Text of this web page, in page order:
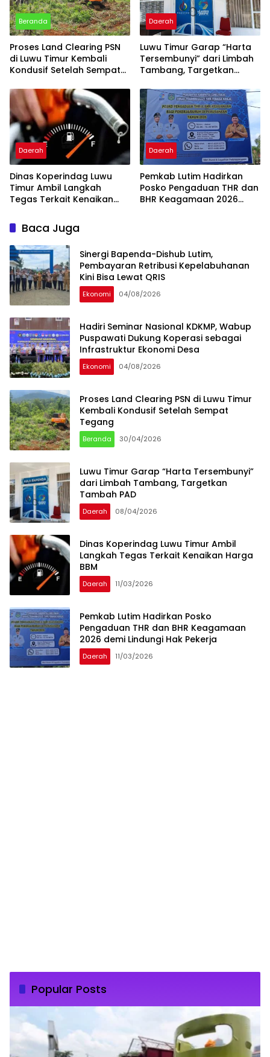
Beranda
Proses Land Clearing PSN
di Luwu Timur Kembali
Kondusif Setelah Sempat
Daerah
Luwu Timur Garap “Harta
Tersembunyi” dari Limbah
Tambang, Targetkan
Daerah
Dinas Koperindag Luwu
Timur Ambil Langkah
Tegas Terkait Kenaikan
Daerah
Pemkab Lutim Hadirkan
Posko Pengaduan THR dan
BHR Keagamaan 2026
Baca Juga
Sinergi Bapenda-Dishub Lutim,
Pembayaran Retribusi Kepelabuhanan
Kini Bisa Lewat QRIS
Ekonomi 04/08/2026
Hadiri Seminar Nasional KDKMP, Wabup
Puspawati Dukung Koperasi sebagai
Infrastruktur Ekonomi Desa
Ekonomi 04/08/2026
Proses Land Clearing PSN di Luwu Timur
Kembali Kondusif Setelah Sempat
Tegang
Beranda 30/04/2026
Luwu Timur Garap “Harta Tersembunyi”
dari Limbah Tambang, Targetkan
Tambah PAD
Daerah 08/04/2026
Dinas Koperindag Luwu Timur Ambil
Langkah Tegas Terkait Kenaikan Harga
BBM
Daerah 11/03/2026
Pemkab Lutim Hadirkan Posko
Pengaduan THR dan BHR Keagamaan
2026 demi Lindungi Hak Pekerja
Daerah 11/03/2026
Popular Posts